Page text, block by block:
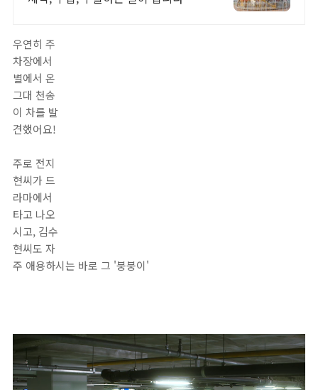
우연히 주
차장에서
별에서 온
그대 천송
이 차를 발
견했어요!
주로 전지
현씨가 드
라마에서
타고 나오
시고, 김수
현씨도 자
주 애용하시는 바로 그 '붕붕이'